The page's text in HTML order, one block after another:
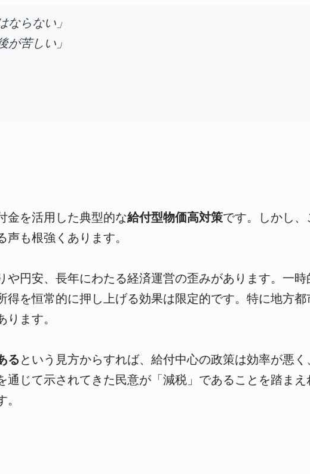
ならない」
が苦しい」
金を活用した典型的な給付型物価高対策です。しかし
も根強くあります。
円安、長年にわたる経済運営の歪みがあります。一
を恒常的に押し上げる効果は限定的です。特に地方
ます。
るという見方からすれば、給付中心の政策は効率が悪
じて示されてきた民意が「減税」であることを踏まえ